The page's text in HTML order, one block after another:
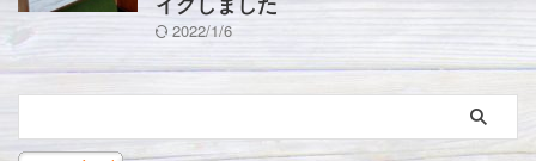
2022/1/6